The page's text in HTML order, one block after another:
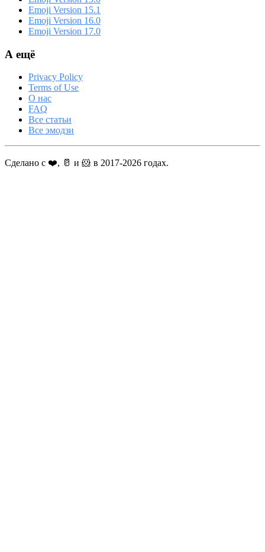
Emoji Version 15.1
Emoji Version 16.0
Emoji Version 17.0
А ещё
Privacy Policy
Terms of Use
О нас
FAQ
Все статьи
Все эмодзи
Сделано с ❤️, 🥛 и 🐹 в 2017-2026 годах.